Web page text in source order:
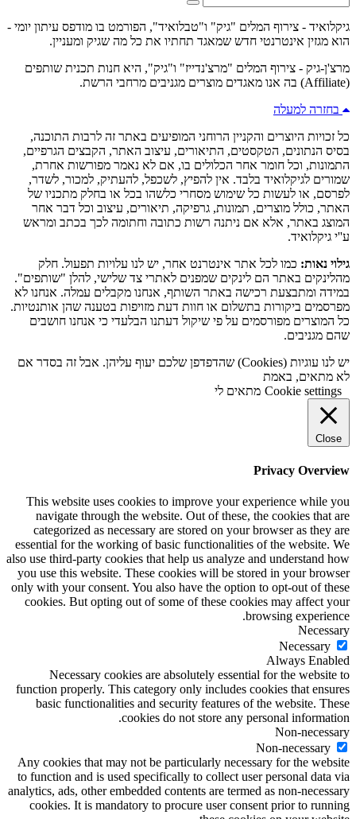
גיקלואיד - צירוף המלים "גיק" ו"טבלואיד", הפורמט בו מודפס עיתון יומי -
הוא מגזין אינטרנטי חדש שמאגד תחתיו את כל מה שגיק ומעניין.
מרצ'ן-גיק - צירוף המלים "מרצ'נדייז" ו"גיק", היא חנות תכנית שותפים
(Affiliate) בה אנו מאגדים מוצרים מגניבים מרחבי הרשת.
בחזרה למעלה
כל זכויות היוצרים והקניין הרוחני המופיעים באתר זה לרבות התוכנה,
בסיס הנתונים, הטקסטים, התיאורים, עיצוב האתר, הקבצים הגרפיים,
התמונות, וכל חומר אחר הכלולים בו, אם לא נאמר מפורשות אחרת,
שמורים לגיקלואיד בלבד. אין להפיץ, לשכפל, להעתיק, למכור, לשדר,
לפרסם, או לעשות כל שימוש מסחרי כלשהו בכל או בחלק מתכניו של
האתר, כולל מוצרים, תמונות, גרפיקה, תיאורים, עיצוב וכל דבר אחר
המוצג באתר, אלא אם ניתנה רשות כתובה וחתומה לכך בכתב ומראש
ע''י גיקלואיד.
גילוי נאות: כמו לכל אתר אינטרנט אחר, יש לנו עלויות תפעול. חלק
מהלינקים באתר הם לינקים שמפנים לאתרי צד שלישי, להלן "שותפים".
במידה ומתבצעת רכישה באתר השותף, אנחנו מקבלים עמלה. אנחנו לא
מפרסמים ביקורות בתשלום או חוות דעת מזויפות בטענה שהן אותנטיות.
כל המוצרים מפורסמים על פי שיקול דעתנו הבלעדי כי אנחנו חושבים
שהם מגניבים.
יש לנו עוגיות (Cookies) שהדפדפן שלכם יעוף עליהן. אבל זה בסדר אם
לא מתאים, באמת
Cookie settings מתאים לי
Close
Privacy Overview
This website uses cookies to improve your experience while you
navigate through the website. Out of these, the cookies that are
categorized as necessary are stored on your browser as they are
essential for the working of basic functionalities of the website. We
also use third-party cookies that help us analyze and understand how
you use this website. These cookies will be stored in your browser
only with your consent. You also have the option to opt-out of these
cookies. But opting out of some of these cookies may affect your
browsing experience.
Necessary
Necessary
Always Enabled
Necessary cookies are absolutely essential for the website to
function properly. This category only includes cookies that ensures
basic functionalities and security features of the website. These
cookies do not store any personal information.
Non-necessary
Non-necessary
Any cookies that may not be particularly necessary for the website
to function and is used specifically to collect user personal data via
analytics, ads, other embedded contents are termed as non-necessary
cookies. It is mandatory to procure user consent prior to running